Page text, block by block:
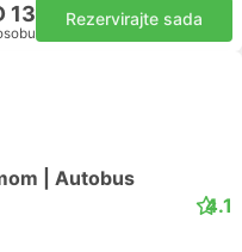
13 Rezervirajte sada
| Autobus
4.1